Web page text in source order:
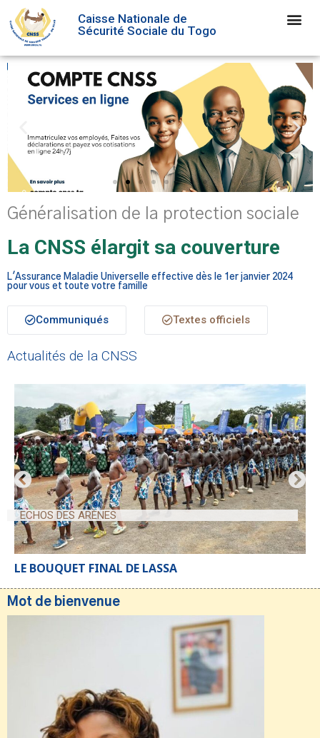
Caisse Nationale de
Sécurité Sociale du Togo
Généralisation de la protection sociale
La CNSS élargit sa couverture
L'Assurance Maladie Universelle effective dès le 1er janvier 2024
pour vous et toute votre famille
Communiqués Textes officiels
Actualités de la CNSS
ECHOS DES ARÈNES
LE BOUQUET FINAL DE LASSA
Mot de bienvenue